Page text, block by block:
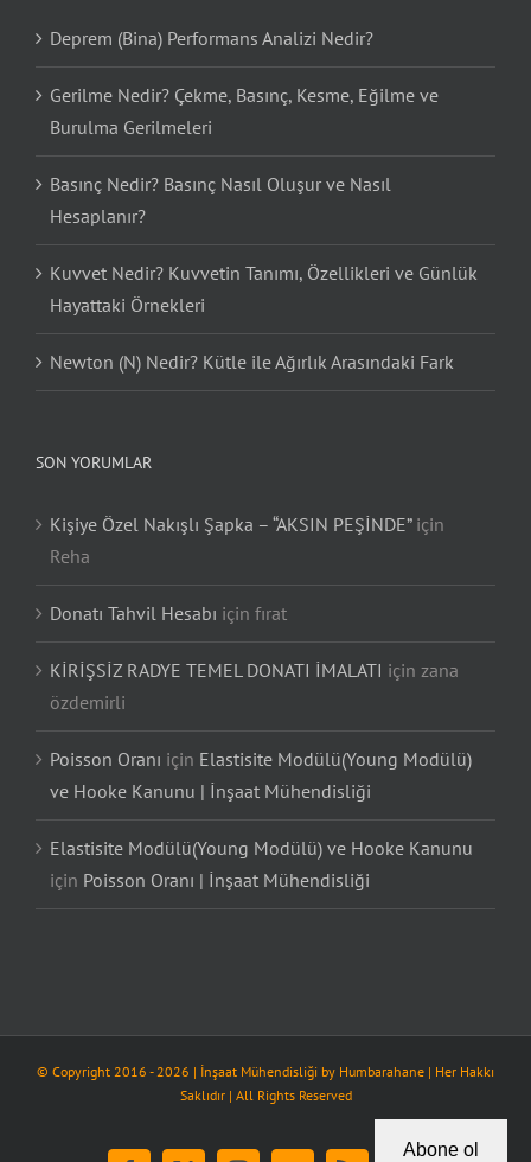
Deprem (Bina) Performans Analizi Nedir?
Gerilme Nedir? Çekme, Basınç, Kesme, Eğilme ve
Burulma Gerilmeleri
Basınç Nedir? Basınç Nasıl Oluşur ve Nasıl
Hesaplanır?
Kuvvet Nedir? Kuvvetin Tanımı, Özellikleri ve Günlük
Hayattaki Örnekleri
Newton (N) Nedir? Kütle ile Ağırlık Arasındaki Fark
SON YORUMLAR
Kişiye Özel Nakışlı Şapka – “AKSIN PEŞİNDE”için
Reha
Donatı Tahvil Hesabı için fırat
KİRİŞSİZ RADYE TEMEL DONATI İMALATI için zana
özdemirli
Poisson Oranı için Elastisite Modülü(Young Modülü)
ve Hooke Kanunu | İnşaat Mühendisliği
Elastisite Modülü(Young Modülü) ve Hooke Kanunu
için Poisson Oranı | İnşaat Mühendisliği
© Copyright 2016 -2026 | İnşaat Mühendisliği by Humbarahane | Her Hakkı
Saklıdır | All Rights Reserved
Abone ol